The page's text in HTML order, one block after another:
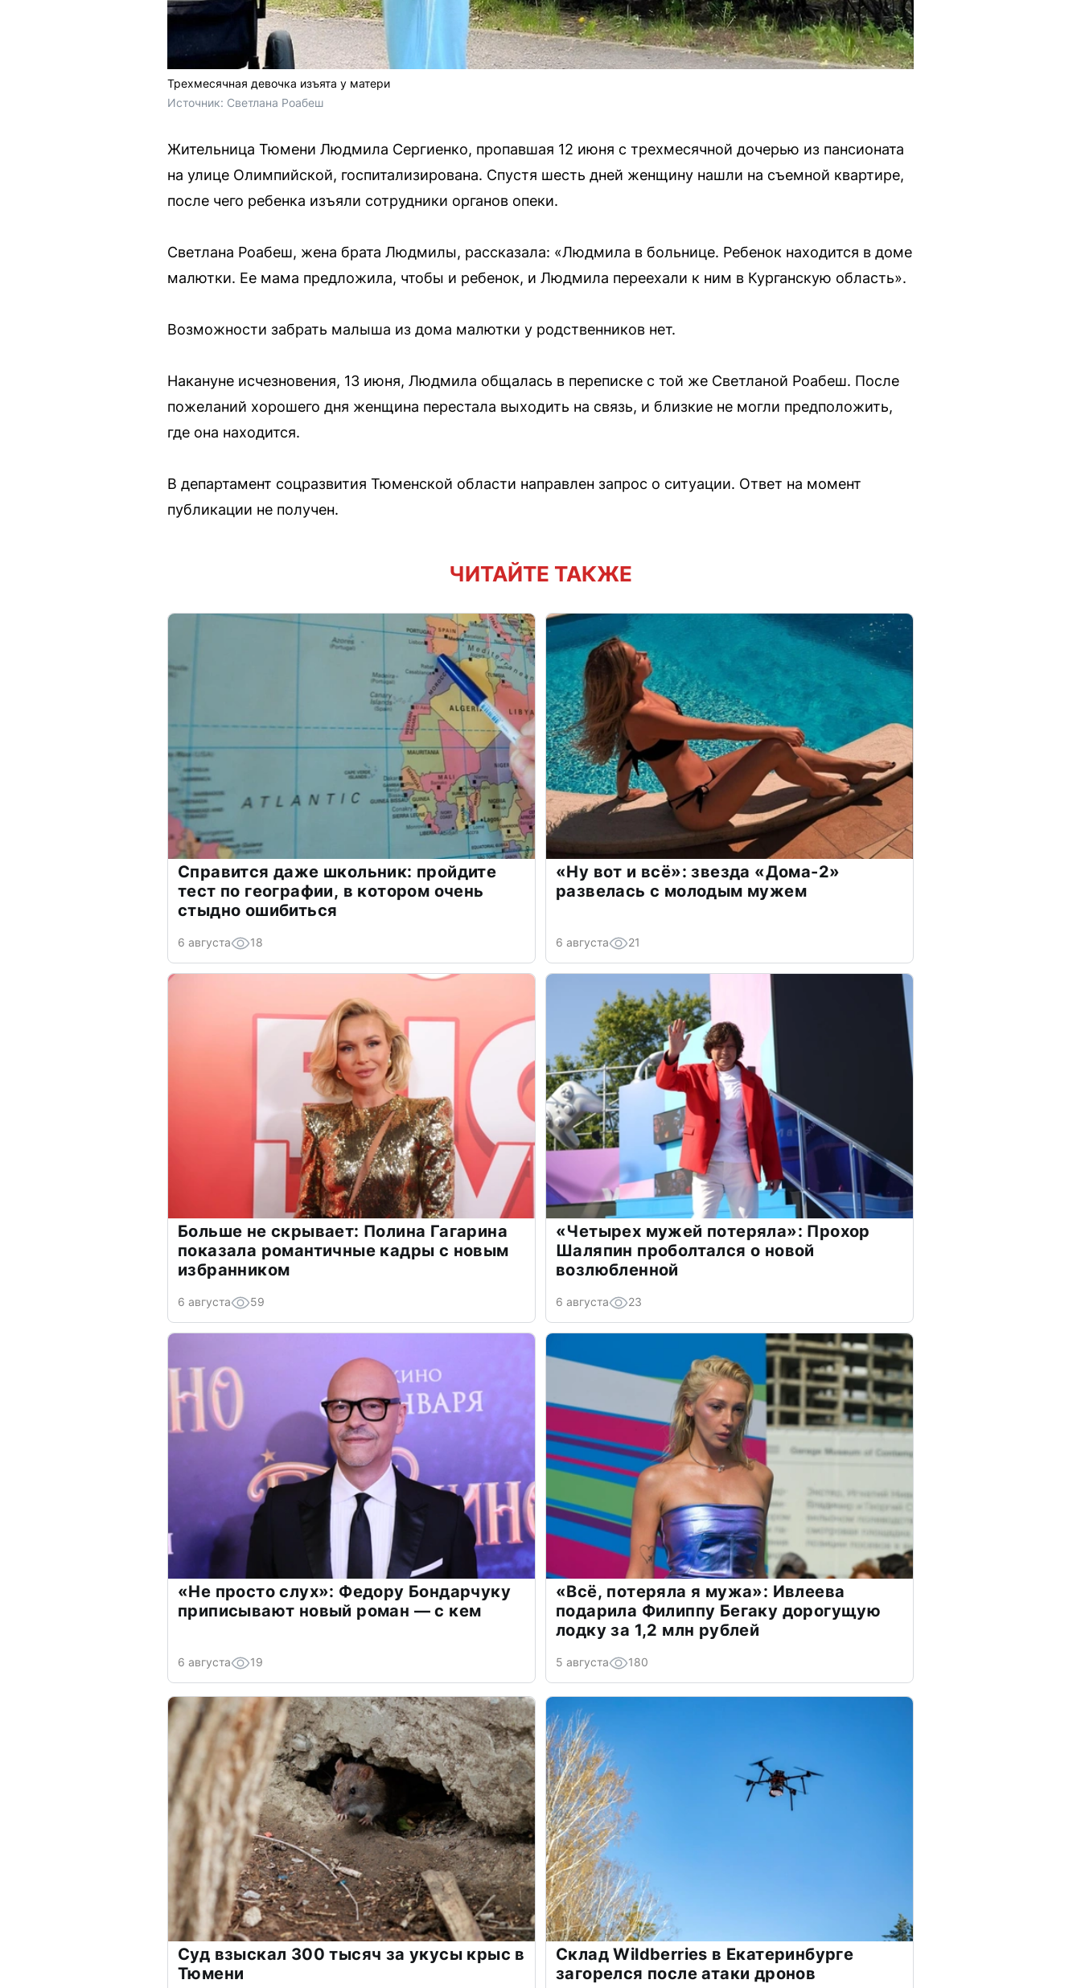
Трехмесячная девочка изъята у матери
Источник: Светлана Роабеш
Жительница Тюмени Людмила Сергиенко, пропавшая 12 июня с трехмесячной дочерью из пансионата
на улице Олимпийской, госпитализирована. Спустя шесть дней женщину нашли на съемной квартире,
после чего ребенка изъяли сотрудники органов опеки.
Светлана Роабеш, жена брата Людмилы, рассказала: «Людмила в больнице. Ребенок находится в доме
малютки. Ее мама предложила, чтобы и ребенок, и Людмила переехали к ним в Курганскую область».
Возможности забрать малыша из дома малютки у родственников нет.
Накануне исчезновения, 13 июня, Людмила общалась в переписке с той же Светланой Роабеш. После
пожеланий хорошего дня женщина перестала выходить на связь, и близкие не могли предположить,
где она находится.
В департамент соцразвития Тюменской области направлен запрос о ситуации. Ответ на момент
публикации не получен.
ЧИТАЙТЕ ТАКЖЕ
Справится даже школьник: пройдите
тест по географии, в котором очень
стыдно ошибиться
6 августа 18
«Ну вот и всё»: звезда «Дома-2»
развелась с молодым мужем
6 августа 21
Больше не скрывает: Полина Гагарина
показала романтичные кадры с новым
избранником
6 августа 59
«Четырех мужей потеряла»: Прохор
Шаляпин проболтался о новой
возлюбленной
6 августа 23
«Не просто слух»: Федору Бондарчуку
приписывают новый роман — с кем
6 августа 19
«Всё, потеряла я мужа»: Ивлеева
подарила Филиппу Бегаку дорогущую
лодку за 1,2 млн рублей
5 августа 180
Суд взыскал 300 тысяч за укусы крыс в
Тюмени
Склад Wildberries в Екатеринбурге
загорелся после атаки дронов